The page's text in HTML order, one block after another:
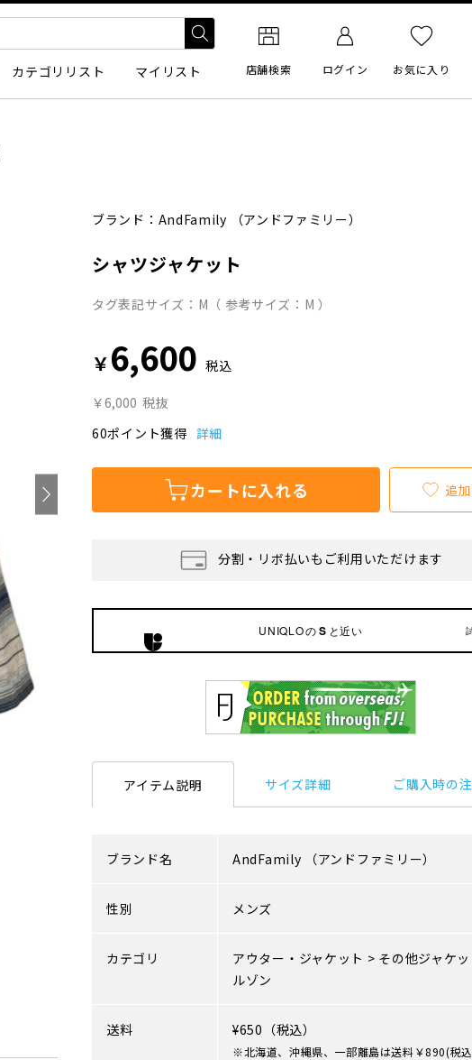
カテゴリリスト マイリスト 店舗検索 ログイン お気に入り
ブランド： AndFamily （アンドファミリー）
シャツジャケット
タグ表記サイズ：M（ 参考サイズ：M ）
￥6,600 税込
￥6,000 税抜
60ポイント獲得 詳細
カートに入れる 追
分割・リボ払いもご利用いただけます
UNIQLOのS と近い
アイテム説明 サイズ詳細 ご購入時の
ブランド名 AndFamily （アンドファミリー）
性別 メンズ
カテゴリ アウター・ジャケット > その他ジャケ
ルゾン
送料 ¥650（税込）
※北海道、沖縄県、一部離島は送料￥890(税